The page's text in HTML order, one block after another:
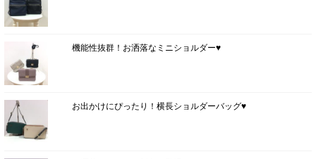
機能性抜群！お洒落なミニショルダー♥
お出かけにぴったり！横長ショルダーバッグ♥